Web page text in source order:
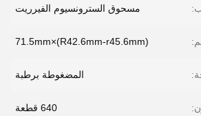
مسحوق السترونسيوم الفيرريت
(R42.6mm-r45.6mm)×71.5mm
المضغوطة برطبة
640 قطعة